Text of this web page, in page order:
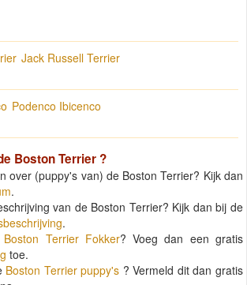
Jack Russell Terrier
Podenco Ibicenco
Boston Terrier ?
over (puppy's van) de Boston Terrier? Kijk dan
.
van de Boston Terrier? Kijk dan bij de
.
Boston Terrier Fokker? Voeg dan een gratis
toe.
Boston Terrier puppy's ? Vermeld dit dan gratis